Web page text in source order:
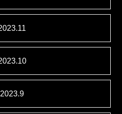
2023.9